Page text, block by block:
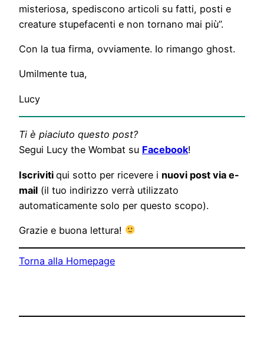
misteriosa, spediscono articoli su fatti, posti e
creature stupefacenti e non tornano mai più”.
Con la tua firma, ovviamente. Io rimango ghost.
Umilmente tua,
Lucy
Ti è piaciuto questo post?
Segui Lucy the Wombat su Facebook!
Iscriviti qui sotto per ricevere i nuovi post via e-
mail (il tuo indirizzo verrà utilizzato
automaticamente solo per questo scopo).
Grazie e buona lettura!
Torna alla Homepage